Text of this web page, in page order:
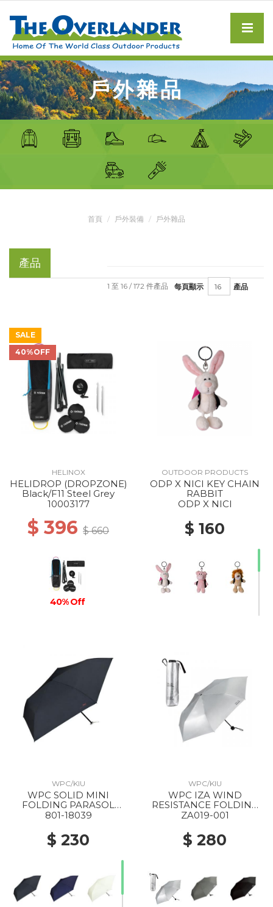
戶外雜品
首頁 戶外裝備 戶外雜品
產品
每頁顯示 產品
1 至 16 / 172 件產品
SALE
40%OFF
HELINOX
HELIDROP (DROPZONE)
Black/F11 Steel Grey
10003177
$ 396 $ 660
40% Off
OUTDOOR PRODUCTS
ODP X NICI KEY CHAIN
RABBIT
ODP X NICI
$ 160
WPC/KIU
WPC SOLID MINI
FOLDING PARASOL
BLACK
801-18039
$ 230
WPC/KIU
WPC IZA WIND
RESISTANCE FOLDING
PARASOL SILVER
ZA019-001
$ 280